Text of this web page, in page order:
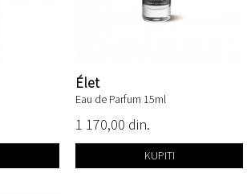
Élet
Eau de Parfum 15ml
1 170,00 din.
KUPITI